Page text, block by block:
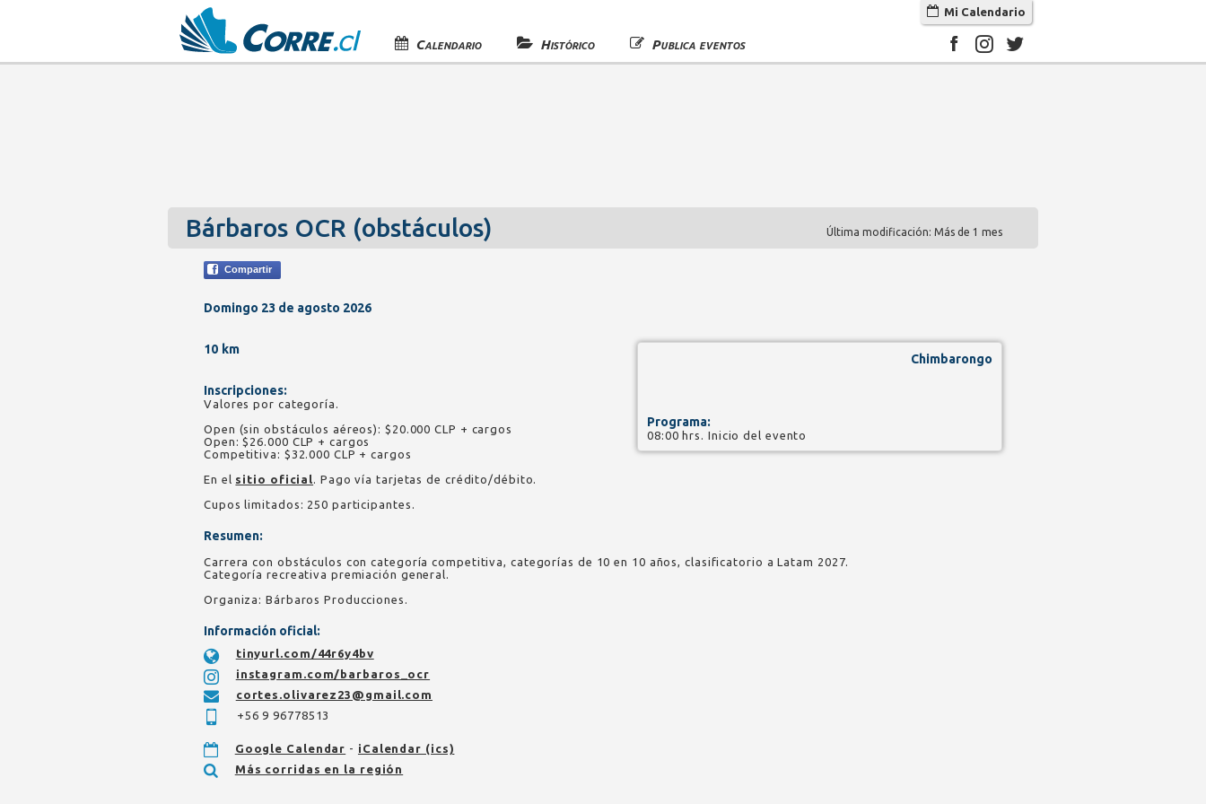
Mi Calendario
Calendario Histórico Publica eventos
Bárbaros OCR (obstáculos)
Compartir
Última modificación: Más de 1 mes
Domingo 23 de agosto 2026
Chimbarongo
Programa:
08:00 hrs. Inicio del evento
10 km
Inscripciones:
Valores por categoría.
Open (sin obstáculos aéreos): $20.000 CLP + cargos
Open: $26.000 CLP + cargos
Competitiva: $32.000 CLP + cargos
En el sitio oficial. Pago vía tarjetas de crédito/débito.
Cupos limitados: 250 participantes.
Resumen:
Carrera con obstáculos con categoría competitiva, categorías de 10 en 10 años, clasificatorio a Latam 2027.
Categoría recreativa premiación general.
Organiza: Bárbaros Producciones.
Información oficial:
tinyurl.com/44r6y4bv
instagram.com/barbaros_ocr
cortes.olivarez23@gmail.com
+56 9 96778513
Google Calendar - iCalendar (ics)
Más corridas en la región